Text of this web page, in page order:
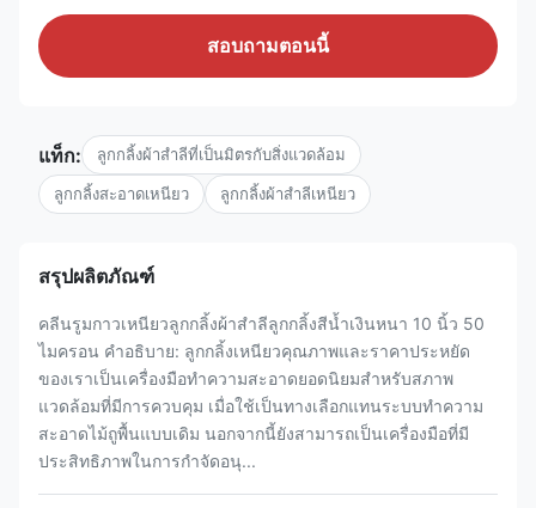
สอบถามตอนนี้
แท็ก: ลูกกลิ้งผ้าสำลีที่เป็นมิตรกับสิ่งแวดล้อม
ลูกกลิ้งสะอาดเหนียว ลูกกลิ้งผ้าสำลีเหนียว
สรุปผลิตภัณฑ์
คลีนรูมกาวเหนียวลูกกลิ้งผ้าสำลีลูกกลิ้งสีน้ำเงินหนา 10 นิ้ว 50
ไมครอน คำอธิบาย: ลูกกลิ้งเหนียวคุณภาพและราคาประหยัด
ของเราเป็นเครื่องมือทำความสะอาดยอดนิยมสำหรับสภาพ
แวดล้อมที่มีการควบคุม เมื่อใช้เป็นทางเลือกแทนระบบทำความ
สะอาดไม้ถูพื้นแบบเดิม นอกจากนี้ยังสามารถเป็นเครื่องมือที่มี
ประสิทธิภาพในการกำจัดอนุ...